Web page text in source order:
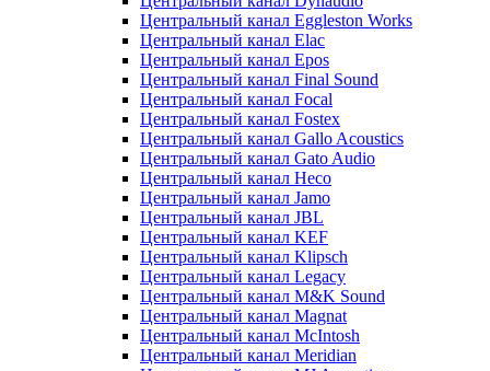
Центральный канал Eggleston Works
Центральный канал Elac
Центральный канал Epos
Центральный канал Final Sound
Центральный канал Focal
Центральный канал Fostex
Центральный канал Gallo Acoustics
Центральный канал Gato Audio
Центральный канал Heco
Центральный канал Jamo
Центральный канал JBL
Центральный канал KEF
Центральный канал Klipsch
Центральный канал Legacy
Центральный канал M&K Sound
Центральный канал Magnat
Центральный канал McIntosh
Центральный канал Meridian